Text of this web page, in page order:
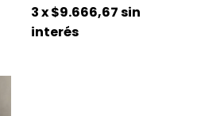
3x$9.666,67sin
interés